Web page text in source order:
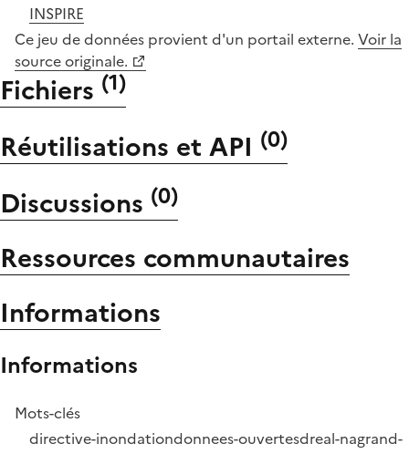
INSPIRE
Ce jeu de données provient d'un portail externe. Voir la
source originale.
Fichiers (1)
Réutilisations et API (0)
Discussions (0)
Ressources communautaires
Informations
Informations
Mots-clés
directive-inondationdonnees-ouvertesdreal-nagrand-